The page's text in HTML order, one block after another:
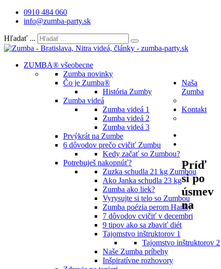
0910 484 060
info@zumba-party.sk
Hľadať ...
ZUMBA® všeobecne
Zumba novinky
Čo je Zumba®
História Zumby
Zumba videá
Zumba videá 1
Zumba videá 2
Zumba videá 3
Prvýkrát na Zumbe
6 dôvodov prečo cvičiť Zumbu
Kedy začať so Zumbou?
Potrebuješ nakopnúť?
Zuzka schudla 21 kg Zumbou
Ako Janka schudla 23 kg
Zumba ako liek?
Vyrysujte si telo so Zumbou
Zumba poézia perom Hanky
7 dôvodov cvičiť v decembri
9 tipov ako sa zbaviť diét
Tajomstvo inštruktorov 1
Tajomstvo inštruktorov 2
Naše Zumba príbehy
Inšpiratívne rozhovory
Naša
Zumba
Kontakt
Príď
si po
úsmev
na